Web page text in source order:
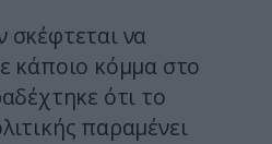
να
κάποιο κόμμα στο
ότι το
παραμένει